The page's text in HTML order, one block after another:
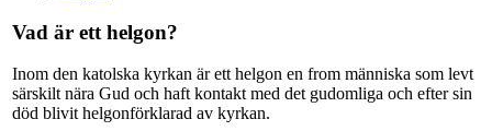
Vad är ett helgon?
Inom den katolska kyrkan är ett helgon en from människa som levt
särskilt nära Gud och haft kontakt med det gudomliga och efter sin
död blivit helgonförklarad av kyrkan.